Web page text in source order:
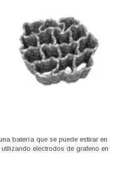
batería que se puede estirar en
electrodos de grafeno en